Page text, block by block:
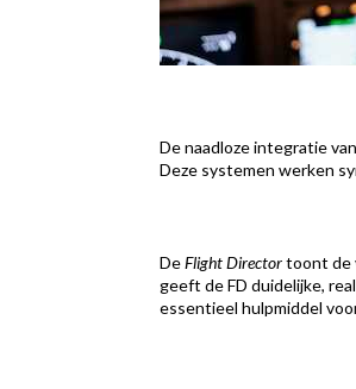
De naadloze integratie
Deze systemen werken
DeFlight Directortoont de
geeft de FD duidelijke,
essentieel hulpmiddel